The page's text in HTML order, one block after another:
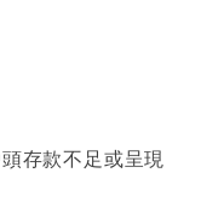
存款不足或呈現